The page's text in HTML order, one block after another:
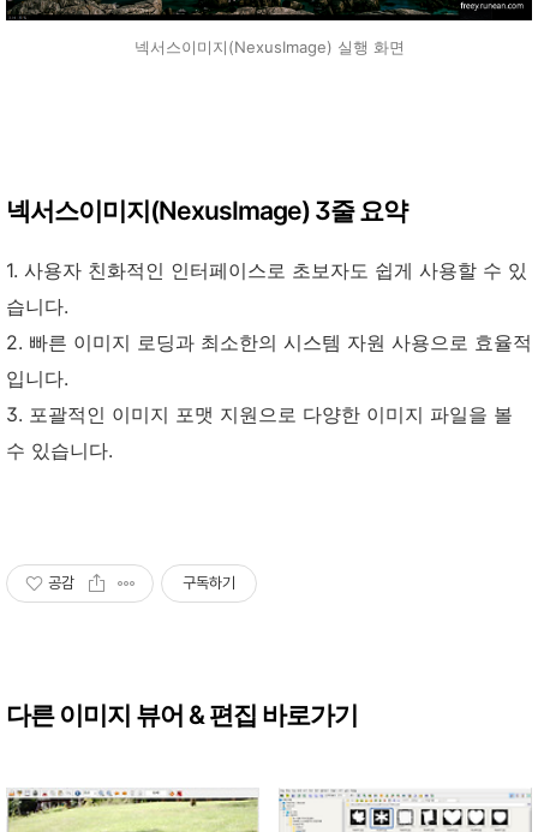
넥서스이미지(NexusImage) 실행 화면
넥서스이미지(NexusImage) 3줄 요약
1. 사용자 친화적인 인터페이스로 초보자도 쉽게 사용할 수 있
습니다.
2. 빠른 이미지 로딩과 최소한의 시스템 자원 사용으로 효율적
입니다.
3. 포괄적인 이미지 포맷 지원으로 다양한 이미지 파일을 볼
수 있습니다.
공감 구독하기
다른 이미지 뷰어 & 편집 바로가기